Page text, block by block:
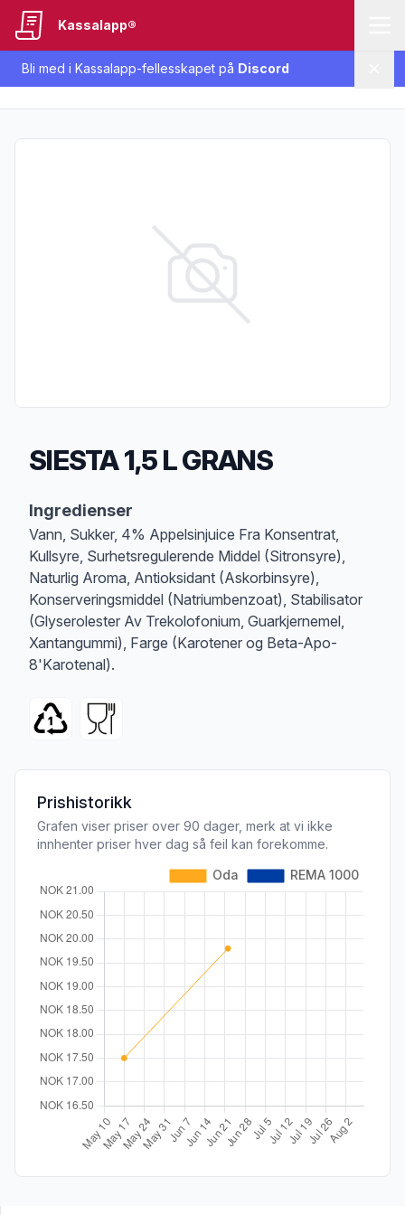
Bli med i Kassalapp-fellesskapet på Discord
Kassalapp®
SIESTA 1,5 L GRANS
Ingredienser
Vann, Sukker, 4% Appelsinjuice Fra Konsentrat,
Kullsyre, Surhetsregulerende Middel (Sitronsyre),
Naturlig Aroma, Antioksidant (Askorbinsyre),
Konserveringsmiddel (Natriumbenzoat), Stabilisator
(Glyserolester Av Trekolofonium, Guarkjernemel,
Xantangummi), Farge (Karotener og Beta-Apo-
8'Karotenal).
Prishistorikk
Grafen viser priser over 90 dager, merk at vi ikke
innhenter priser hver dag så feil kan forekomme.